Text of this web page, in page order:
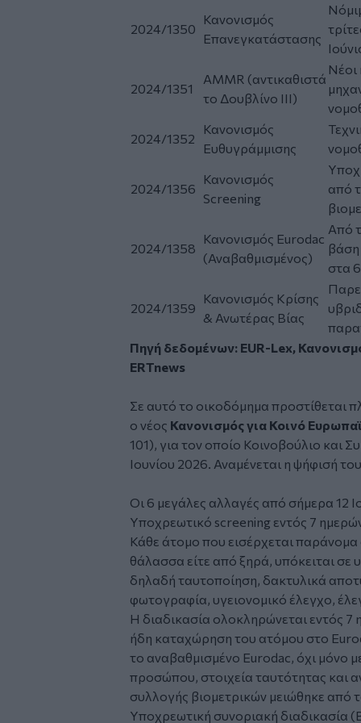
2024/1350
Κανονισμός
Επανεγκατάστασης
2024/1351
AMMR (αντικαθιστά
το Δουβλίνο ΙΙΙ)
Νέοι
2024/1352
Κανονισμός
Ευθυγράμμισης
2024/1356
Κανονισμός
Screening
από
2024/1358
Κανονισμός Eurodac
(Αναβαθμισμένος)
Από
βάση
στα
2024/1359
Κανονισμός Κρίσης
& Ανωτέρας Βίας
Πηγή δεδομένων: EUR-Lex,
ERTnews
Σε αυτό το οικοδόμημα προστίθεται
ο νέος Κανονισμός για Κοινό
101), για τον οποίο Κοινοβούλιο και
Ιουνίου 2026. Αναμένεται η ψήφισή
Οι 6 μεγάλες αλλαγές από σήμερα 12
Υποχρεωτικό screening εντός 7
Κάθε άτομο που εισέρχεται
θάλασσα είτε από ξηρά, υπόκειται σε
δηλαδή ταυτοποίηση, δακτυλικά
φωτογραφία, υγειονομικό έλεγχο,
Η διαδικασία ολοκληρώνεται εντός
ήδη καταχώρηση του ατόμου στο
το αναβαθμισμένο Eurodac, όχι μόνο
προσώπου, στοιχεία ταυτότητας και
συλλογής βιομετρικών μειώθηκε από
Υποχρεωτική συνοριακή